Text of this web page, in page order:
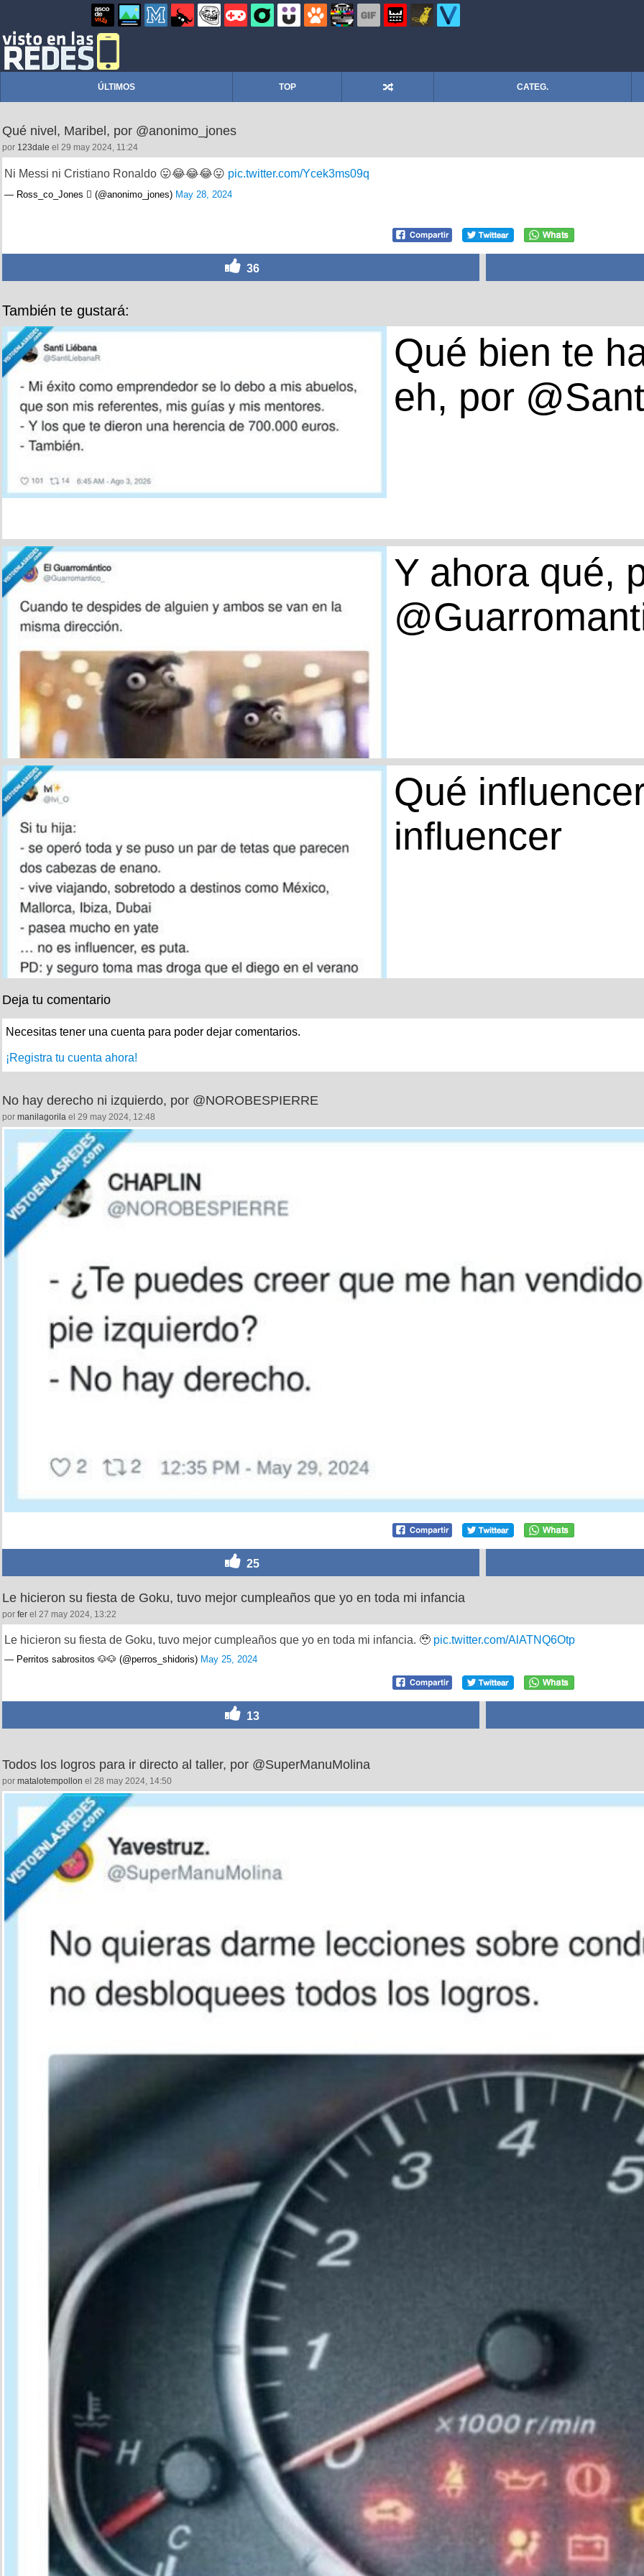
ÚLTIMOS TOP CATEG.
Qué nivel, Maribel, por @anonimo_jones
por 123dale el 29 may 2024, 11:24
Ni Messi ni Cristiano Ronaldo 😛😂😂😂😛 pic.twitter.com/Ycek3ms09q
— Ross_co_Jones  (@anonimo_jones) May 28, 2024
36
También te gustará:
Qué bien te
eh, por
Y ahora qué,
Qué
influencer
Deja tu comentario
Necesitas tener una cuenta para poder dejar comentarios.
¡Registra tu cuenta ahora!
No hay derecho ni izquierdo, por @NOROBESPIERRE
por manilagorila el 29 may 2024, 12:48
25
Le hicieron su fiesta de Goku, tuvo mejor cumpleaños que yo en toda mi infancia
por fer el 27 may 2024, 13:22
Le hicieron su fiesta de Goku, tuvo mejor cumpleaños que yo en toda mi infancia. 🥹 pic.twitter.com/AlATNQ6Otp
— Perritos sabrositos 🐶🐶 (@perros_shidoris) May 25, 2024
13
Todos los logros para ir directo al taller, por @SuperManuMolina
por matalotempollon el 28 may 2024, 14:50